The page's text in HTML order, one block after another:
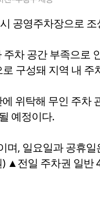
공영주차장으로
차 공간 부족으로
구성돼 지역 내
위탁해 무인 주차
예정이다.
며, 일요일과 공휴
▲전일 주차권 일